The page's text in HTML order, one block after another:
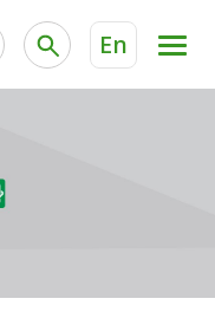
En
الخدمات المصرفية
البطاقات